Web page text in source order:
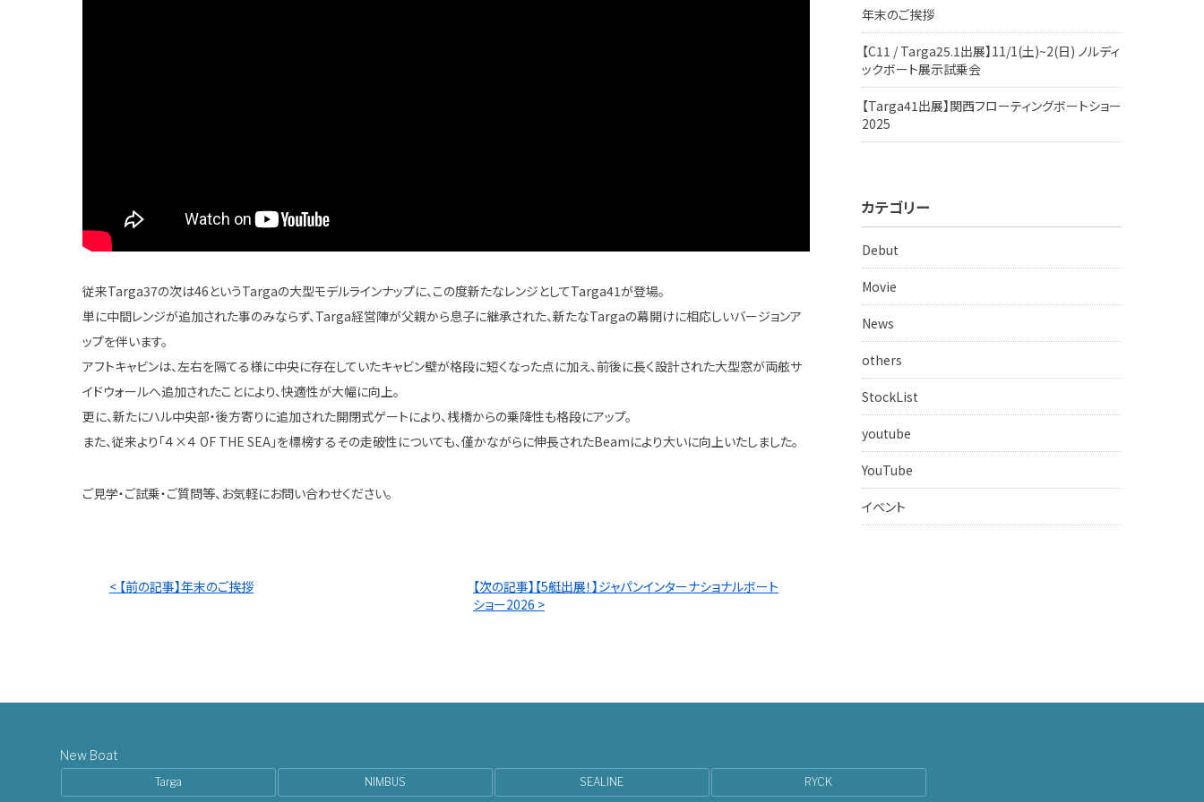
従来Targa37の次は46というTargaの大型モデルラインナップに、この度新たなレンジとしてTarga41が登場。
単に中間レンジが追加された事のみならず、Targa経営陣が父親から息子に継承された、新たなTargaの幕開けに相応しいバージョンア
ップを伴います。
アフトキャビンは、左右を隔てる様に中央に存在していたキャビン壁が格段に短くなった点に加え、前後に長く設計された大型窓が両舷サ
イドウォールへ追加されたことにより、快適性が大幅に向上。
更に、新たにハル中央部・後方寄りに追加された開閉式ゲートにより、桟橋からの乗降性も格段にアップ。
また、従来より「４×４ OF THE SEA」を標榜するその走破性についても、僅かながらに伸長されたBeamにより大いに向上いたしました。
ご見学・ご試乗・ご質問等、お気軽にお問い合わせください。
< 【前の記事】年末のご挨拶
【次の記事】【5艇出展！】ジャパンインターナショナルボート
ショー2026 >
年末のご挨拶
【C11 / Targa25.1出展】11/1(土)~2(日) ノルディ
ックボート展示試乗会
【Targa41出展】関西フローティングボートショー
2025
カテゴリー
Debut
Movie
News
others
StockList
youtube
YouTube
イベント
New Boat
Targa NIMBUS SEALINE RYCK